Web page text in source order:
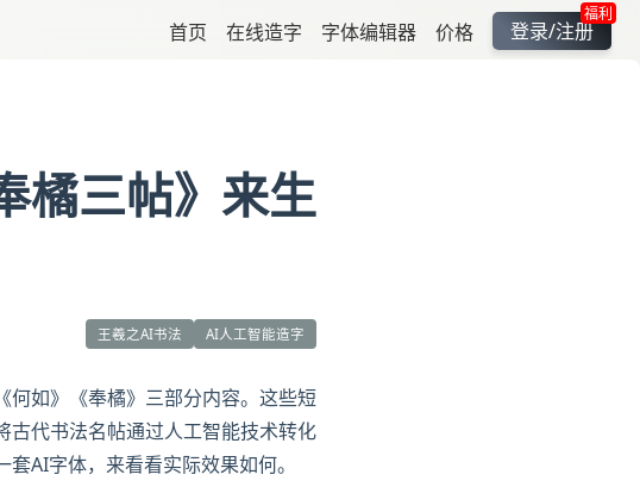
首页 在线造字 字体编辑器 价格
福利
登录/注册
橘三帖》来生
王羲之AI书法 AI人工智能造字
何如》《奉橘》三部分内容。这些短
古代书法名帖通过人工智能技术转化
AI字体，来看看实际效果如何。